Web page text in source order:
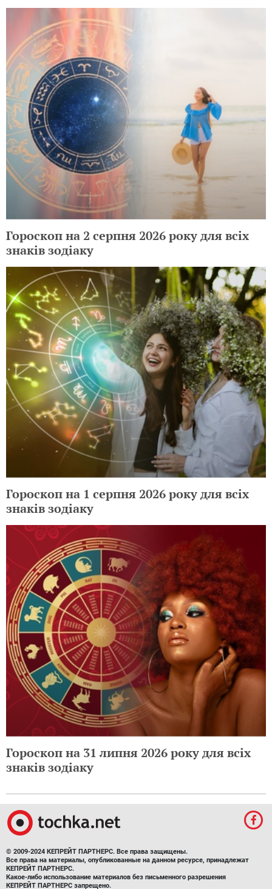
Гороскоп на 2 серпня 2026 року для всіх
знаків зодіаку
Гороскоп на 1 серпня 2026 року для всіх
знаків зодіаку
Гороскоп на 31 липня 2026 року для всіх
знаків зодіаку
© 2009-2024 КЕПРЕЙТ ПАРТНЕРС. Все права защищены.
Все права на материалы, опубликованные на данном ресурсе, принадлежат
КЕПРЕЙТ ПАРТНЕРС.
Какое-либо использование материалов без письменного разрешения
КЕПРЕЙТ ПАРТНЕРС запрещено.